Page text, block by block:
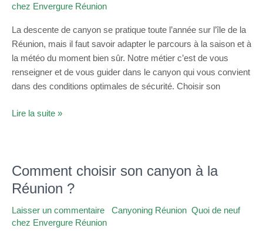
chez Envergure Réunion
La descente de canyon se pratique toute l’année sur l’île de la
Réunion, mais il faut savoir adapter le parcours à la saison et à
la météo du moment bien sûr. Notre métier c’est de vous
renseigner et de vous guider dans le canyon qui vous convient
dans des conditions optimales de sécurité. Choisir son
à
Lire la suite »
Comment choisir son canyon à la
Réunion ?
Laisser un commentaire Canyoning Réunion Quoi de neuf
chez Envergure Réunion
Comment
choisir
canyon
à